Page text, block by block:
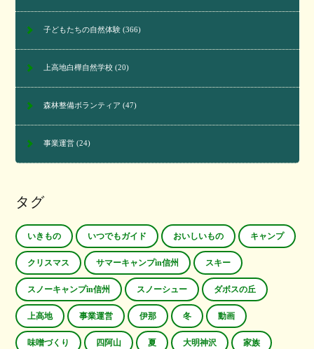
子どもたちの自然体験(366)
上高地白樺自然学校(20)
森林整備ボランティア (47)
事業運営(24)
タグ
いきもの いつでもガイド おいしいもの キャンプ
クリスマス サマーキャンプin信州 スキー
スノーキャンプin信州 スノーシュー ダボスの丘
上高地 事業運営 伊那 冬 動画
味噌づくり 四阿山 夏 大明神沢 家族